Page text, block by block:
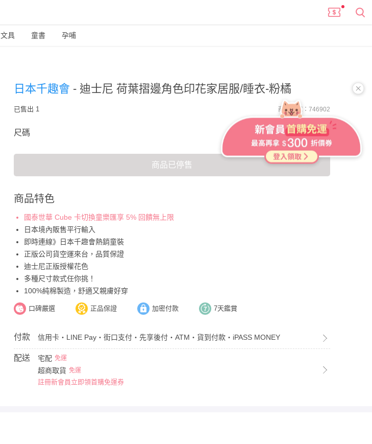
文具 童書 孕哺
日本千趣會 - 迪士尼 荷葉摺邊角色印花家居服/睡衣-粉橘
已售出 1 商品編號：746902
尺碼
商品已停售
商品特色
國泰世華 Cube 卡切換童樂匯享 5% 回饋無上限
日本境內販售平行輸入
即時連線》日本千趣會熱銷童裝
正版公司貨空運來台，品質保證
迪士尼正版授權花色
多種尺寸款式任你挑！
100%純棉製造，舒適又親膚好穿
口碑嚴選 正品保證 加密付款 7天鑑賞
付款 信用卡・LINE Pay・街口支付・先享後付・ATM・貨到付款・iPASS MONEY
配送 宅配 免運
超商取貨 免運
註冊新會員立即領首購免運券